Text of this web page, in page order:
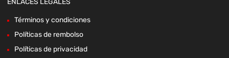
Términos y condiciones
Políticas de rembolso
Políticas de privacidad